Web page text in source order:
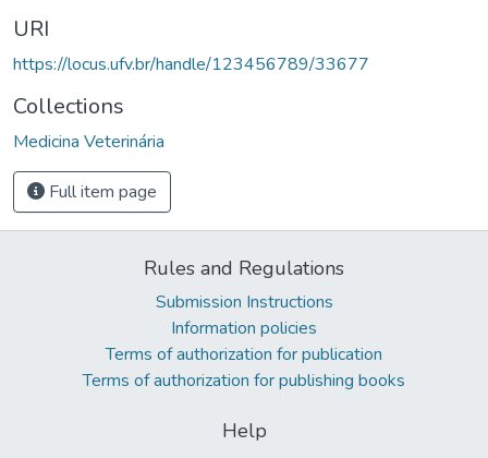
URI
https://locus.ufv.br/handle/123456789/33677
Collections
Medicina Veterinária
Full item page
Rules and Regulations
Submission Instructions
Information policies
Terms of authorization for publication
Terms of authorization for publishing books
Help